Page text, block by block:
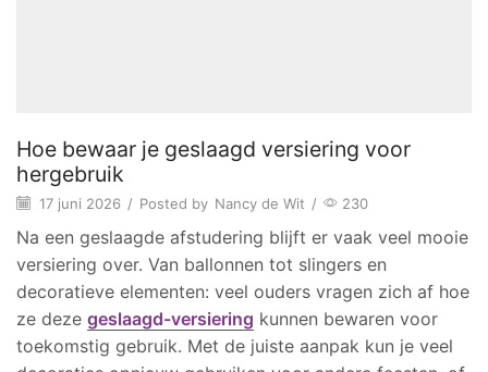
Hoe bewaar je geslaagd versiering voor
hergebruik
17 juni 2026 / Posted by Nancy de Wit / 230
Na een geslaagde afstudering blijft er vaak veel mooie
versiering over. Van ballonnen tot slingers en
decoratieve elementen: veel ouders vragen zich af hoe
ze deze geslaagd-versiering kunnen bewaren voor
toekomstig gebruik. Met de juiste aanpak kun je veel